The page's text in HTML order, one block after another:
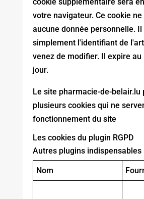
votre navigateur. Ce cookie
aucune donnée personnelle. Il
simplement l'identifiant de
venez de modifier. Il expire au
jour.
Le site pharmacie-de-belair.lu
plusieurs cookies qui ne
fonctionnement du site
Les cookies du plugin RGPD
Autres plugins indispensables
Nom